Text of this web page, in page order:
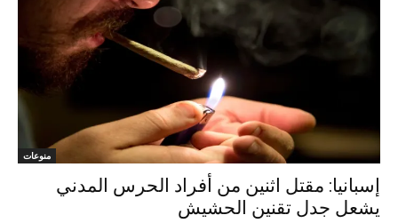
منوعات
إسبانيا: مقتل اثنين من أفراد الحرس المدني
يشعل جدل تقنين الحشيش